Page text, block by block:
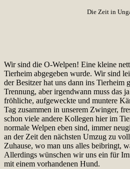
Die Zeit in
Wir sind die O-Welpen! Eine kleine
Tierheim abgegeben wurde. Wir sind
der Besitzer hat uns dann ins Tierheim
Trennung, aber irgendwann muss das
fröhliche, aufgeweckte und muntere
Tag zusammen in unserem Zwinger,
schon viele andere Kollegen hier im
normale Welpen eben sind, immer
an der Zeit den nächsten Umzug zu
Zuhause, wo man uns alles beibringt,
Allerdings wünschen wir uns ein für
mit einem vorhandenen Hund.